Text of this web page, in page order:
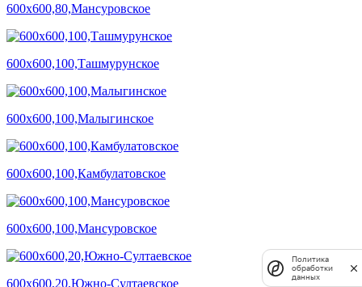
600х600,80,Мансуровское
600х600,100,Ташмурунское
600х600,100,Малыгинское
600х600,100,Камбулатовское
600х600,100,Мансуровское
600х600,20,Южно-Султаевское
Политика
обработки
данных